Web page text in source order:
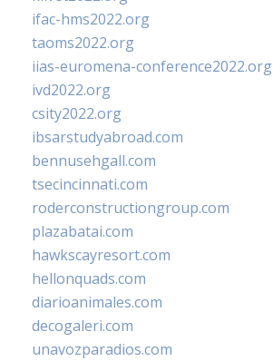
ifac-hms2022.org
taoms2022.org
iias-euromena-conference2022.org
ivd2022.org
csity2022.org
ibsarstudyabroad.com
bennusehgall.com
tsecincinnati.com
roderconstructiongroup.com
plazabatai.com
hawkscayresort.com
hellonquads.com
diarioanimales.com
decogaleri.com
unavozparadios.com